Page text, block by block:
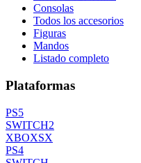
Consolas
Todos los accesorios
Figuras
Mandos
Listado completo
Plataformas
PS5
SWITCH2
XBOXSX
PS4